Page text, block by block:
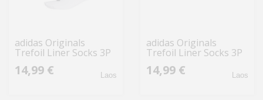
adidas Originals
Trefoil Liner Socks 3P
14,99 € Laos
adidas Originals
Trefoil Liner Socks 3P
14,99 € Laos